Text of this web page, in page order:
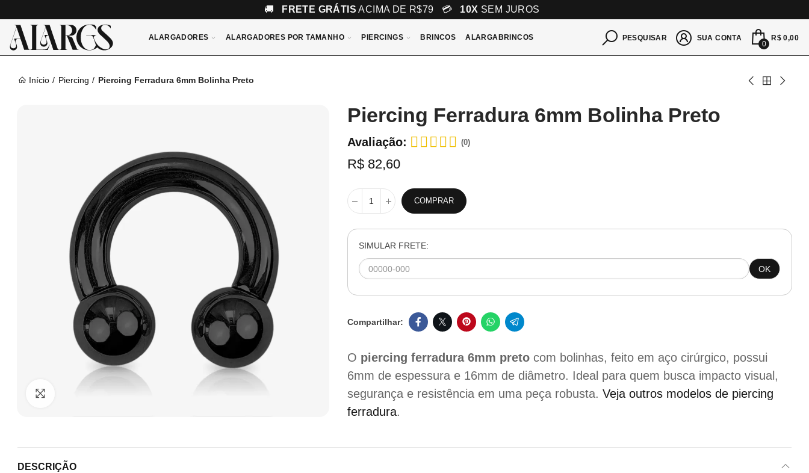
🚚 FRETE GRÁTIS ACIMA DE R$79 💳 10X SEM JUROS
ALARGADORES ALARGADORES POR TAMANHO PIERCINGS BRINCOS ALARGABRINCOS PESQUISAR SUA CONTA
0
R$ 0,00
Início Piercing Piercing Ferradura 6mm Bolinha Preto
Piercing Ferradura 6mm Bolinha Preto
Avaliação: (0)
R$ 82,60
COMPRAR
SIMULAR FRETE:
OK
O piercing ferradura6mm preto com bolinhas, feito em aço cirúrgico, possui
6mm de espessura e 16mm de diâmetro. Ideal para quem busca impacto visual,
segurança e resistência em uma peça robusta.Veja outros modelos de piercing
ferradura.
DESCRIÇÃO